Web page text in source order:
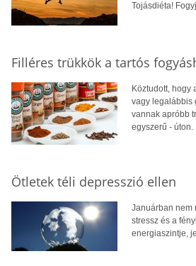
Tojásdiéta!
Filléres trükkök a tartós
Köztudott, hogy
vagy legalábbis
vannak apróbb
egyszerű - úton.
Ötletek téli depresszió ellen
Januárban nem
stressz és a
energiaszintje,